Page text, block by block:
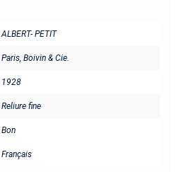
ALBERT- PETIT
Paris, Boivin & Cie.
1928
Reliure fine
Bon
Français